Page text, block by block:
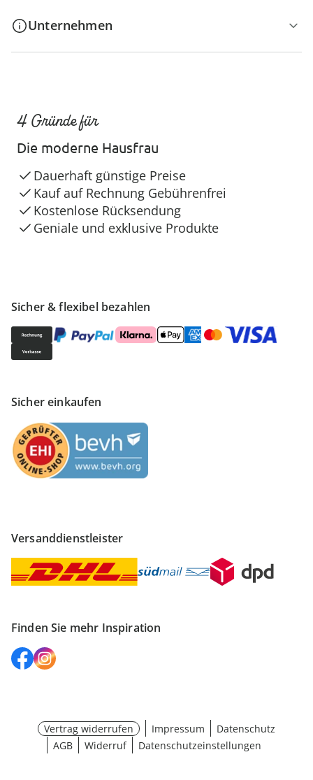
Unternehmen
Sicher & flexibel bezahlen
Sicher einkaufen
Versanddienstleister
Finden Sie mehr Inspiration
4 Gründe für
Die moderne Hausfrau
Dauerhaft günstige Preise
Kauf auf Rechnung Gebührenfrei
Kostenlose Rücksendung
Geniale und exklusive Produkte
Vertrag widerrufen Impressum
Datenschutz
AGB
Widerruf Datenschutzeinstellungen